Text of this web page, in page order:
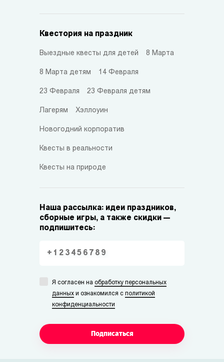
Квестория на праздник
Выездные квесты для детей 8 Марта
8 Марта детям 14 Февраля
23 Февраля 23 Февраля детям
Лагерям Хэллоуин
Новогодний корпоратив
Квесты в реальности
Квесты на природе
Наша рассылка: идеи праздников,
сборные игры, а также скидки —
подпишитесь:
Я согласен на обработку персональных
данных и ознакомился с политикой
конфиденциальности
Подписаться